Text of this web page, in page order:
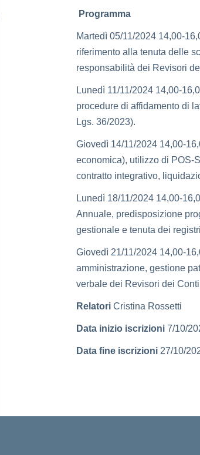
Programma
Martedì 05/11/2024 14,00-
riferimento alla tenuta delle
responsabilità dei Revisori
Lunedì 11/11/2024 14,00-
procedure di affidamento di
Lgs. 36/2023).
Giovedì 14/11/2024 14,00-
economica), utilizzo di POS-
contratto integrativo,
Lunedì 18/11/2024 14,00-
Annuale, predisposizione
gestionale e tenuta dei
Giovedì 21/11/2024 14,00-
amministrazione, gestione
verbale dei Revisori dei
Relatori Cristina Rossetti
Data inizio iscrizioni 7/10/
Data fine iscrizioni 27/10/